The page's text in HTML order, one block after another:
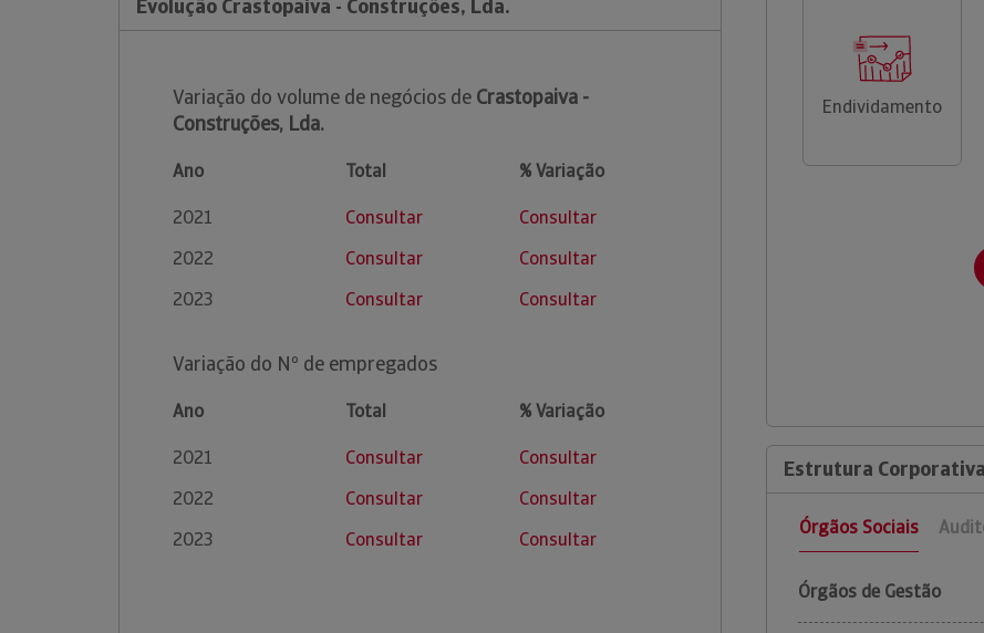
Evolução Crastopaiva - Construções, Lda.
Variação do volume de negócios de Crastopaiva -
Construções, Lda.
Ano Total
% Variação
2021
Consultar
Consultar
2022
Consultar
Consultar
2023
Consultar Consultar
Variação do Nº de empregados
Ano Total
% Variação
2021
Consultar
Consultar
2022
Consultar
Consultar
2023
Consultar Consultar
Endividamento
Estrutura
Órgãos Sociais
Órgãos de Gestão